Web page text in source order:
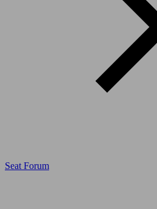
Seat Forum